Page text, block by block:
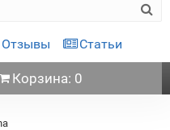
Отзывы Статьи
Корзина: 0